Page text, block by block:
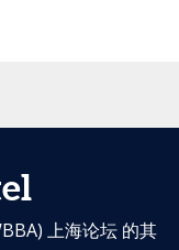
上海论坛 的其